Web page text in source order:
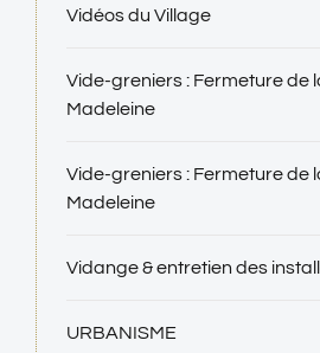
Vidéos du Village
Vide-greniers : Fermeture de
Madeleine
Vide-greniers : Fermeture de
Madeleine
Vidange & entretien des
URBANISME